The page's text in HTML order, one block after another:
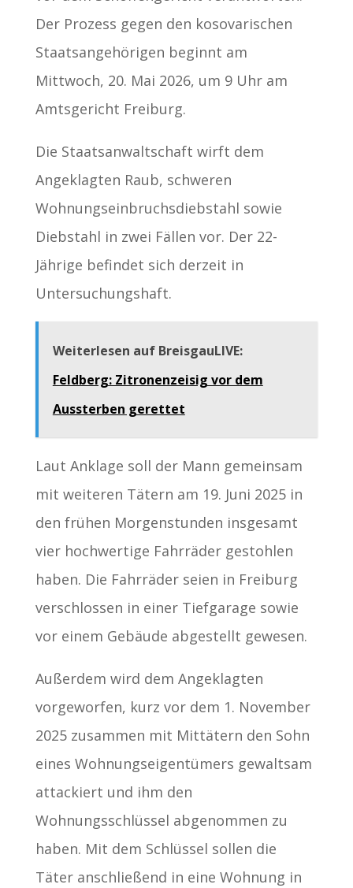
Der Prozess gegen den kosovarischen
Staatsangehörigen beginnt am
Mittwoch, 20. Mai 2026, um 9 Uhr am
Amtsgericht Freiburg.
Die Staatsanwaltschaft wirft dem
Angeklagten Raub, schweren
Wohnungseinbruchsdiebstahl sowie
Diebstahl in zwei Fällen vor. Der 22-
Jährige befindet sich derzeit in
Untersuchungshaft.
Weiterlesen auf BreisgauLIVE:
Feldberg: Zitronenzeisig vor dem
Aussterben gerettet
Laut Anklage soll der Mann gemeinsam
mit weiteren Tätern am 19. Juni 2025 in
den frühen Morgenstunden insgesamt
vier hochwertige Fahrräder gestohlen
haben. Die Fahrräder seien in Freiburg
verschlossen in einer Tiefgarage sowie
vor einem Gebäude abgestellt gewesen.
Außerdem wird dem Angeklagten
vorgeworfen, kurz vor dem 1. November
2025 zusammen mit Mittätern den Sohn
eines Wohnungseigentümers gewaltsam
attackiert und ihm den
Wohnungsschlüssel abgenommen zu
haben. Mit dem Schlüssel sollen die
Täter anschließend in eine Wohnung in